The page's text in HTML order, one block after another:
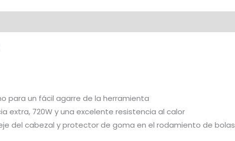
para un fácil agarre de la herramienta
extra, 720W y una excelente resistencia al calor
del cabezal y protector de goma en el rodamiento de